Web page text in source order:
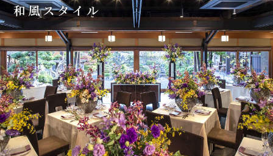
和風スタイル